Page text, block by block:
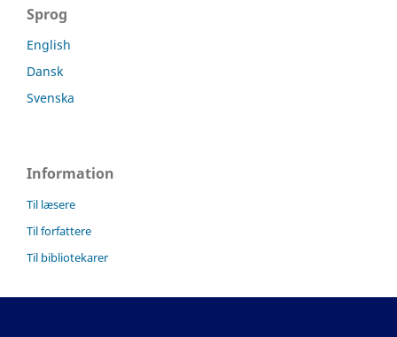
Sprog
English
Dansk
Svenska
Information
Til læsere
Til forfattere
Til bibliotekarer